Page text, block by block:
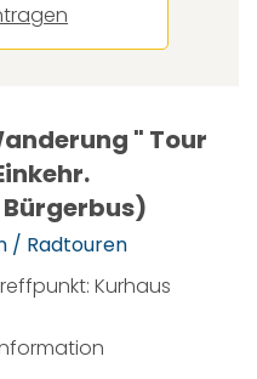
" Tour
/ Radtouren
Kurhaus